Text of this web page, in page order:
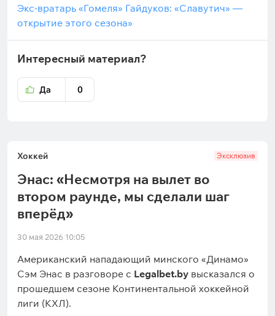
Экс-вратарь «Гомеля» Гайдуков: «Славутич» —
открытие этого сезона»
Интересный материал?
Да 0
Хоккей Эксклюзив
Энас: «Несмотря на вылет во
втором раунде, мы сделали шаг
вперёд»
30 мая 2026 10:05
Американский нападающий минского «Динамо»
Сэм Энас в разговоре с Legalbet.by высказался о
прошедшем сезоне Континентальной хоккейной
лиги (КХЛ).